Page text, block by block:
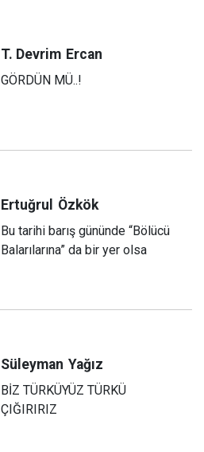
T. Devrim Ercan
GÖRDÜN MÜ..!
Ertuğrul Özkök
Bu tarihi barış gününde “Bölücü
Balarılarına” da bir yer olsa
Süleyman Yağız
BİZ TÜRKÜYÜZ TÜRKÜ
ÇIĞIRIRIZ